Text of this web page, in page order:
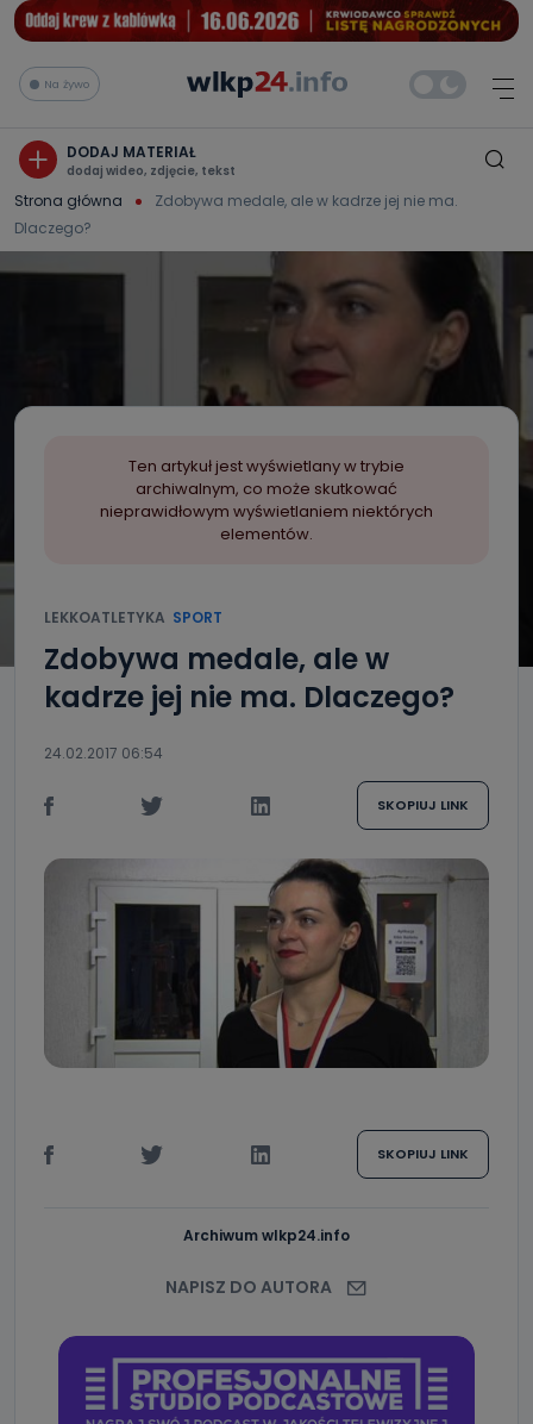
Na żywo
DODAJ MATERIAŁ
dodaj wideo, zdjęcie, tekst
Strona główna
Zdobywa medale, ale w kadrze jej nie ma.
Dlaczego?
Ten artykuł jest wyświetlany w trybie
archiwalnym, co może skutkować
nieprawidłowym wyświetlaniem niektórych
elementów.
LEKKOATLETYKA SPORT
Zdobywa medale, ale w
kadrze jej nie ma. Dlaczego?
24.02.2017 06:54
SKOPIUJ LINK
SKOPIUJ LINK
Archiwum wlkp24.info
NAPISZ DO AUTORA